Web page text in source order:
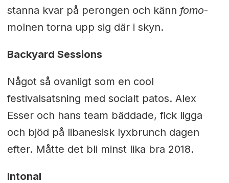
stanna kvar på perongen och känn fomo-
molnen torna upp sig där i skyn.
Backyard Sessions
Något så ovanligt som en cool
festivalsatsning med socialt patos. Alex
Esser och hans team bäddade, fick ligga
och bjöd på libanesisk lyxbrunch dagen
efter. Måtte det bli minst lika bra 2018.
Intonal